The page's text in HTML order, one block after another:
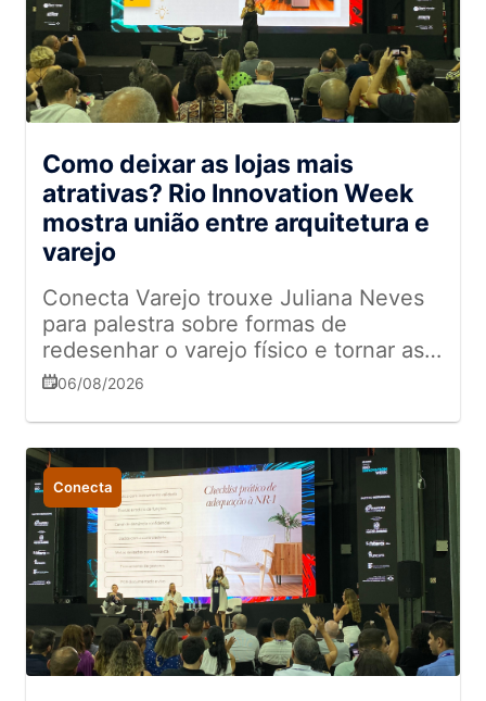
Como deixar as lojas mais
atrativas? Rio Innovation Week
mostra união entre arquitetura e
varejo
Conecta Varejo trouxe Juliana Neves
para palestra sobre formas de
redesenhar o varejo físico e tornar as
experiências mais memoráveis
06/08/2026
Conecta